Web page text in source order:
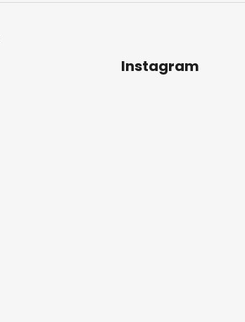
Instagram